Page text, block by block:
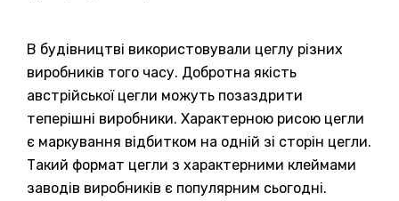
В будівництві використовували цеглу різних
виробників того часу. Добротна якість
австрійської цегли можуть позаздрити
теперішні виробники. Характерною рисою цегли
є маркування відбитком на одній зі сторін цегли.
Такий формат цегли з характерними клеймами
заводів виробників є популярним сьогодні.